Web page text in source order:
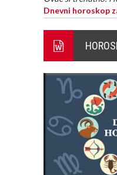
Dnevni horoskop